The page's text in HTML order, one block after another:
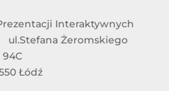
Interaktywnych
Żeromskiego
94C
Łódź